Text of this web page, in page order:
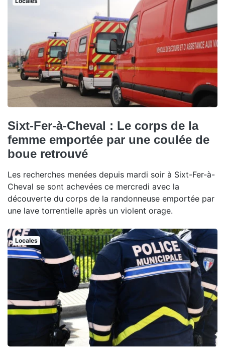
Sixt-Fer-à-Cheval : Le corps de la
femme emportée par une coulée de
boue retrouvé
Les recherches menées depuis mardi soir à Sixt-Fer-à-
Cheval se sont achevées ce mercredi avec la
découverte du corps de la randonneuse emportée par
une lave torrentielle après un violent orage.
Locales